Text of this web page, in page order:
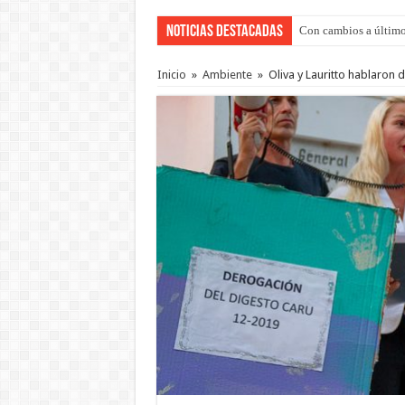
Noticias Destacadas Con cambios a
Adopción en Entre
Inicio » Ambiente » Oliva y Lauritto hablaron